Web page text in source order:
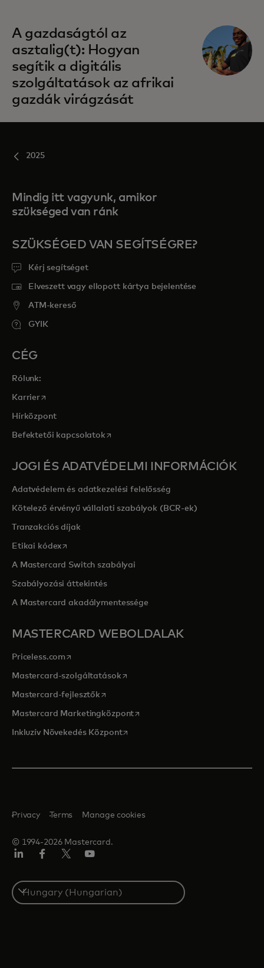
A gazdaságtól az
asztalig(t): Hogyan
segítik a digitális
szolgáltatások az afrikai
gazdák virágzását
2025
Mindig itt vagyunk, amikor
szükséged van ránk
SZÜKSÉGED VAN SEGÍTSÉGRE?
Kérj segítséget
Elveszett vagy ellopott kártya bejelentése
ATM-kereső
GYIK
CÉG
Rólunk:
Karrieropens in a new tab
Hírközpont
Befektetői kapcsolatokopens in a new tab
JOGI ÉS ADATVÉDELMI INFORMÁCIÓK
Adatvédelem és adatkezelési felelősség
Kötelező érvényű vállalati szabályok (BCR-ek)
Tranzakciós díjak
Etikai kódexopens in a new tab
A Mastercard Switch szabályai
Szabályozási áttekintés
A Mastercard akadálymentessége
MASTERCARD WEBOLDALAK
Priceless.com opens in a new tab
Mastercard-szolgáltatásokopens in a new tab
Mastercard-fejlesztők opens in a new tab
Mastercard Marketingközpontopens in a new tab
Inkluzív Növekedés Központopens in a new tab
© 1994-2026 Mastercard.
Privacy Terms Manage cookies
Select
a
country